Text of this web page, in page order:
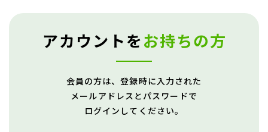
アカウントをお持ちの方
会員の方は、登録時に入力された
メールアドレスとパスワードで
ログインしてください。